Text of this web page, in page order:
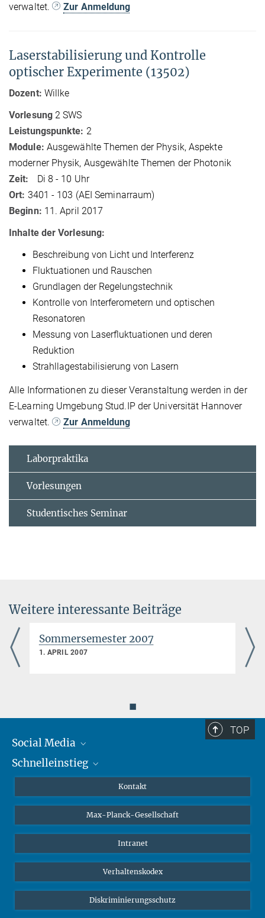
verwaltet.
Zur Anmeldung
Laserstabilisierung und Kontrolle
optischer Experimente (13502)
Dozent: Willke
Vorlesung2 SWS
Leistungspunkte: 2
Module: Ausgewählte Themen der Physik, Aspekte
moderner Physik, Ausgewählte Themen der Photonik
Zeit: Di 8 - 10 Uhr
Ort: 3401 - 103 (AEI Seminarraum)
Beginn: 11. April 2017
Inhalte der Vorlesung:
Beschreibung von Licht und Interferenz
Fluktuationen und Rauschen
Grundlagen der Regelungstechnik
Kontrolle von Interferometern und optischen
Resonatoren
Messung von Laserfluktuationen und deren
Reduktion
Strahllagestabilisierung von Lasern
Alle Informationen zu dieser Veranstaltung werden in der
E-Learning Umgebung Stud.IP der Universität Hannover
verwaltet.
Zur Anmeldung
Laborpraktika
Vorlesungen
Studentisches Seminar
Weitere interessante Beiträge
Sommersemester 2007
1. APRIL 2007
◼
TOP
Social Media
Mastodon
Schnelleinstieg
Studierende
Schüler*innen
Öffentlichkeit
Alumnae | Alumni
Kontakt
Max-Planck-Gesellschaft
Intranet
Verhaltenskodex
Diskriminierungsschutz